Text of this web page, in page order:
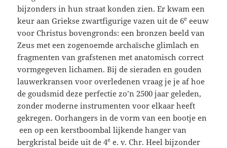
bijzonders in hun straat konden zien. Er kwam een
keur aan Griekse zwartfigurige vazen uit de 6e eeuw
voor Christus bovengronds: een bronzen beeld van
Zeus met een zogenoemde archaïsche glimlach en
fragmenten van grafstenen met anatomisch correct
vormgegeven lichamen. Bij de sieraden en gouden
lauwerkransen voor overledenen vraag je je af hoe
de goudsmid deze perfectie zo’n 2500 jaar geleden,
zonder moderne instrumenten voor elkaar heeft
gekregen. Oorhangers in de vorm van een bootje en
een op een kerstboombal lijkende hanger van
bergkristal beide uit de 4e e. v. Chr. Heel bijzonder